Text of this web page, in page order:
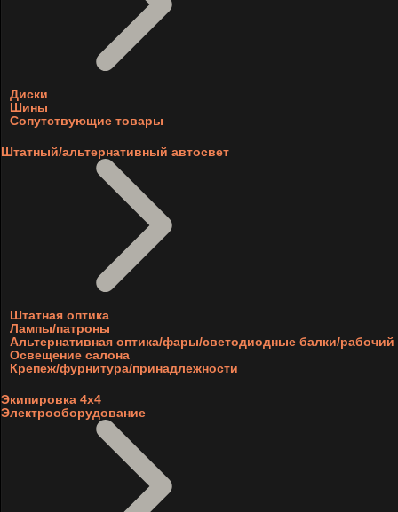
Диски
Шины
Сопутствующие товары
Штатный/альтернативный автосвет
Штатная оптика
Лампы/патроны
Альтернативная оптика/фары/светодиодные балки/рабочий
Освещение салона
Крепеж/фурнитура/принадлежности
Экипировка 4х4
Электрооборудование